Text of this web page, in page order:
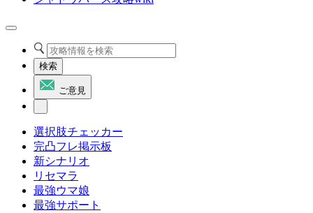
検索
ご意見
選択肢チェッカー
完凸フレ掲示板
新シナリオ
リセマラ
最強ウマ娘
最強サポート